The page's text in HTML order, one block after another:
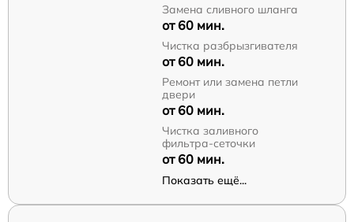
Замена сливного шланга
от 60 мин.
Чистка разбрызгивателя
от 60 мин.
Ремонт или замена петли
двери
от 60 мин.
Чистка заливного
фильтра-сеточки
от 60 мин.
Показать ещё...